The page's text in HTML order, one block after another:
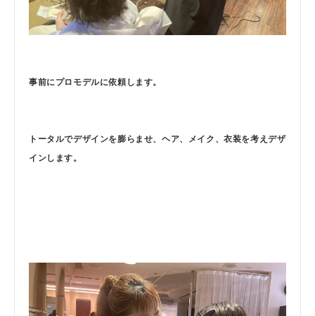
事前にプロモデルに依頼します。
トータルでデザインを膨らませ、ヘア、メイク、衣装を考えデザ
インします。